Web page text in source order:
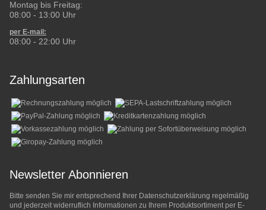
Montag bis Freitag:
08:00 - 13:00 Uhr
per E-mail:
08:00 - 22:00 Uhr
Zahlungsarten
Newsletter Abonnieren
Bitte senden Sie mir entsprechend Ihrer Datenschutzerklärung regelmäßig
und jederzeit widerruflich Informationen zu Ihrem Produktsortiment per E-